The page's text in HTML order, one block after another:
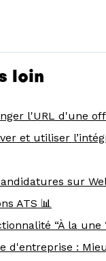
loin
l'URL d'une
et utiliser
sur
ATS 📊
“À la
d'entreprise :